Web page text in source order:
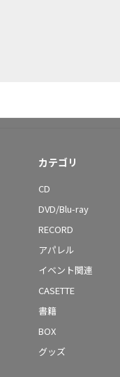
カテゴリ
CD
DVD/Blu-ray
RECORD
アパレル
イベント関連
CASETTE
書籍
BOX
グッズ